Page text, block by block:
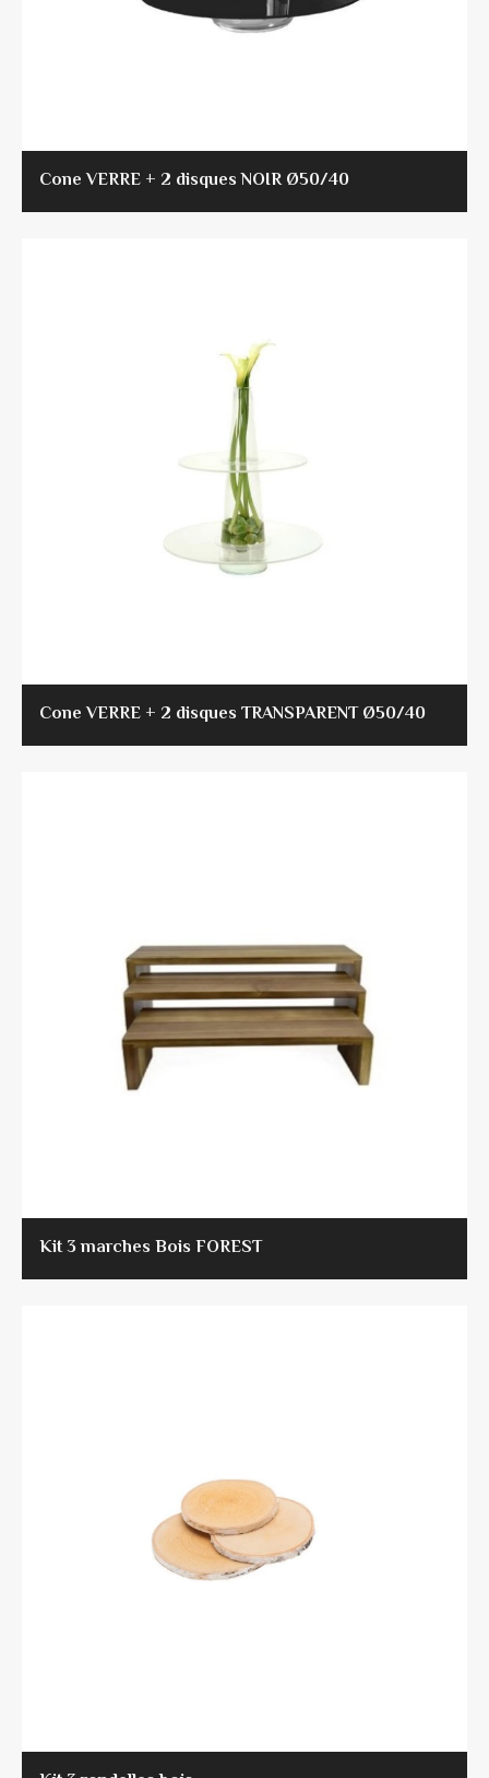
Cone VERRE + 2 disques NOIR Ø50/40
Cone VERRE + 2 disques TRANSPARENT Ø50/40
Kit 3 marches Bois FOREST